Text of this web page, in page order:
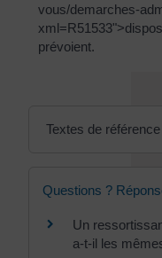
vous/demarches-
prévoient.
Textes de référence
Questions ?
Un
a-t-il les